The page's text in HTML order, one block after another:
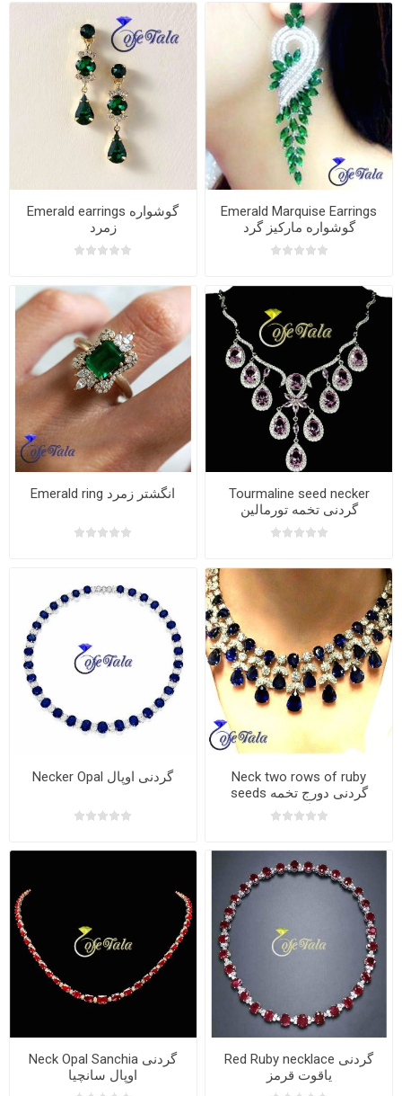
Emerald earrings گوشواره
زمرد
Emerald Marquise Earrings
گوشواره مارکیز گرد
Emerald ring انگشتر زمرد
Tourmaline seed necker
گردنی تخمه تورمالین
Necker Opal گردنی اوپال
Neck two rows of ruby
seeds گردنی دورج تخمه
یاقوت
Neck Opal Sanchia گردنی
اوپال سانچیا
Red Ruby necklace گردنی
یاقوت قرمز